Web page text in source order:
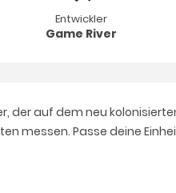
Entwickler
Game River
der auf dem neu
messen. Passe deine